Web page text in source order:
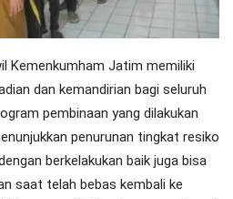
Kemenkumham Jatim memiliki
dan kemandirian bagi seluruh
pembinaan yang dilakukan
penurunan tingkat resiko
berkelakukan baik juga bisa
saat telah bebas kembali ke